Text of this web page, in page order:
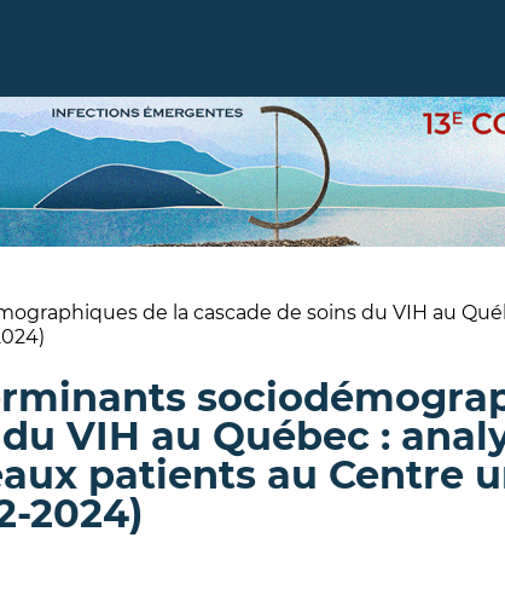
de la cascade de soins du VIH au
VIH au Québec :
patients au Centre
2024)